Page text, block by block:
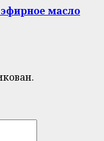
масло